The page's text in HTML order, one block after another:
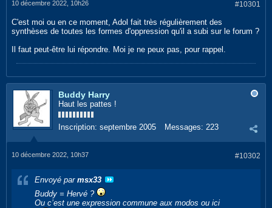
#10301
10 décembre 2022, 10h26
C'est moi ou en ce moment, Adol fait très régulièrement des
synthèses de toutes les formes d'oppression qu'il a subi sur le forum ?
Il faut peut-être lui répondre. Moi je ne peux pas, pour rappel.
Buddy Harry
Haut les pattes !
Inscription: septembre 2005 Messages: 223
#10302
10 décembre 2022, 10h37
Envoyé par msx33
Buddy = Hervé ?
Ou c’est une expression commune aux modos ou ici